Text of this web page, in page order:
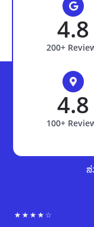
4.8
200+
4.8
100+
ສ່
☆ ☆ ☆ ☆ ☆